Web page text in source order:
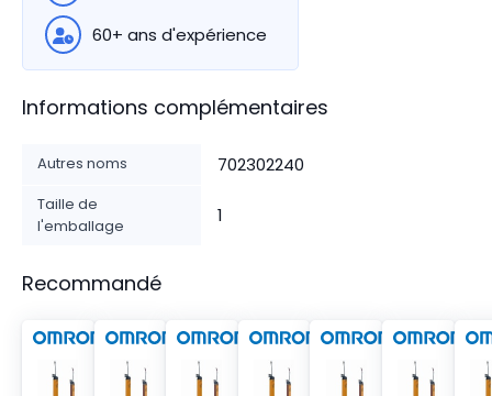
60+ ans d'expérience
Informations complémentaires
Autres noms 702302240
Taille de
l'emballage
1
Recommandé